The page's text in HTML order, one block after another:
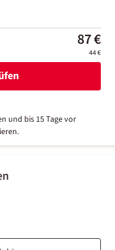
87 €
44 €
und bis 15 Tage vor